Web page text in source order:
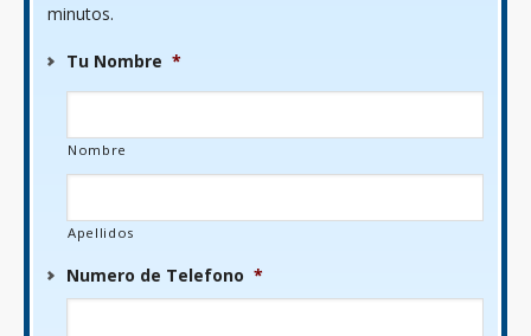
minutos.
Tu Nombre *
Nombre
Apellidos
Numero de Telefono *